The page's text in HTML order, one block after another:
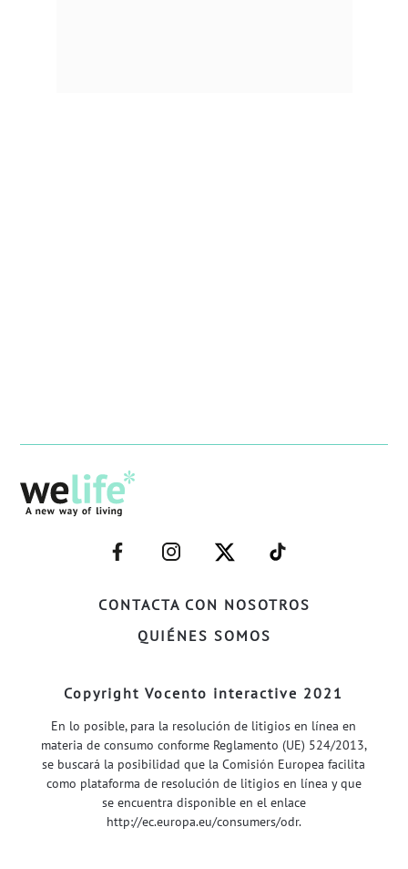
CONTACTA CON NOSOTROS
QUIÉNES SOMOS
–
FACEBOOK–
–
INSTAGRAM–
–
TWITTER–
–
WELIFE–
Copyright Vocento interactive 2021
En lo posible, para la resolución de litigios en línea en
materia de consumo conforme Reglamento (UE) 524/2013,
se buscará la posibilidad que la Comisión Europea facilita
como plataforma de resolución de litigios en línea y que
se encuentra disponible en el enlace
http://ec.europa.eu/consumers/odr.